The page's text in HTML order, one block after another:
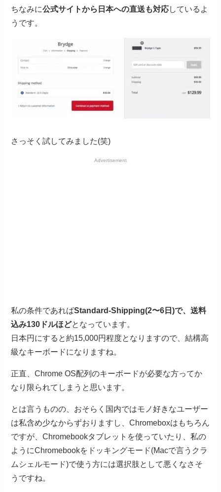
ちなみに公式サイトから日本への直送も対応しているよ
うです。
さっそく試してみました(笑)
Advertisement
私の条件であればStandard-Shipping(2〜6日)で、送料
込み130ドルほどとなっています。
日本円にすると約15,000円程度となりますので、結構高
級なキーボードになりますね。
正直、Chrome OS配列のキーボードが必要な方ってか
なり限られてしまうと思います。
とは言うものの、おそらく国内ではモノ好きなユーザー
は私含め少なからずおりますし、Chromeboxはもちろん
ですが、Chromebookタブレットを使っていたり、私の
ようにChromebookをドッキングモード(Macで言うクラ
ムシェルモード)で使う方には選択肢として悪くなさそ
うですね。